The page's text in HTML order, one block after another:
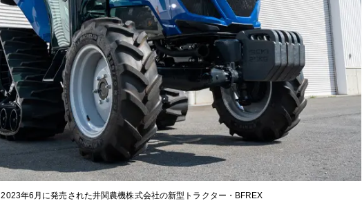
2023年6月に発売された井関農機株式会社の新型トラクター・BFREX